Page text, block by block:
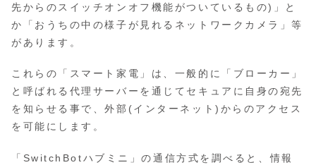
先からのスイッチオンオフ機能がついているもの)」と
か「おうちの中の様子が見れるネットワークカメラ」等
があります。
これらの「スマート家電」は、一般的に「ブローカー」
と呼ばれる代理サーバーを通じてセキュアに自身の宛先
を知らせる事で、外部(インターネット)からのアクセス
を可能にします。
「SwitchBotハブミニ」の通信方式を調べると、情報